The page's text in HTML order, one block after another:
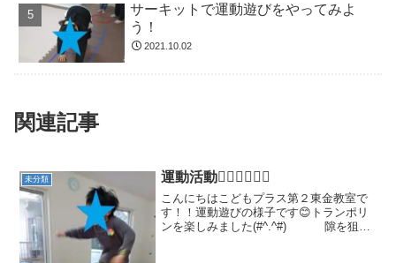
サーキットで運動遊びをやってみよ
う！
2021.10.02
関連記事
未分類 運動活動🏃🏻‍♀️🏃🏻‍♂️
こんにちはこどもプラス第２東金教室で
す！！運動遊びの様子です😊トランポリ
ンを楽しみました(#^.^#) 隙を狙っ